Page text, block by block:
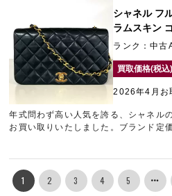
シャネル フ
ラムスキン
ランク：中古
買取価格(税込)
2026年4月お
年式問わず高い人気を誇る、シャネル
お買い取りいたしました。ブランド定
ているため、高い査定額を提示させて
1 2 3 4 5